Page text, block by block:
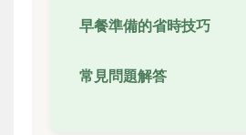
早餐準備的省時技巧
常見問題解答